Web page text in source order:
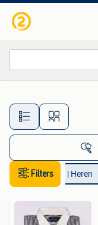
Filters
Kleding | Heren